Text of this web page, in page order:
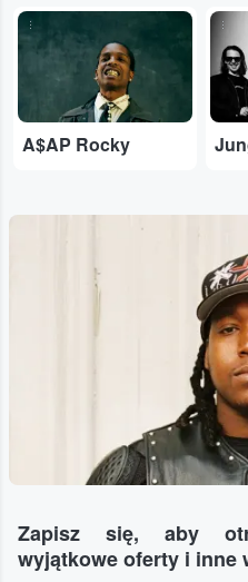
...
A$AP Rocky
...
Zapisz się, aby
wyjątkowe oferty i inne